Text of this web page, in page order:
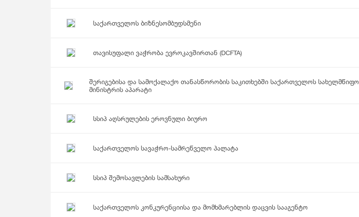
საქართველოს ბიზნესომბუდსმენი
თავისუფალი ვაჭრობა ევროკავშირთან (DCFTA)
შერიგებისა და სამოქალაქო თანასწორობის საკითხებში საქართველოს სახელმწიფო
მინისტრის აპარატი
სსიპ აღსრულების ეროვნული ბიურო
საქართველოს სავაჭრო-სამრეწველო პალატა
სსიპ შემოსავლების სამსახური
საქართველოს კონკურენციისა და მომხმარებლის დაცვის სააგენტო